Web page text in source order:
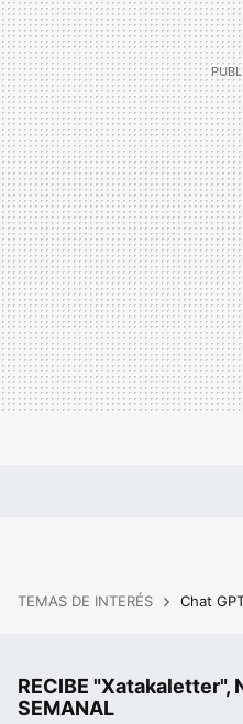
TEMAS DE INTERÉS Chat
RECIBE "Xatakaletter",
SEMANAL